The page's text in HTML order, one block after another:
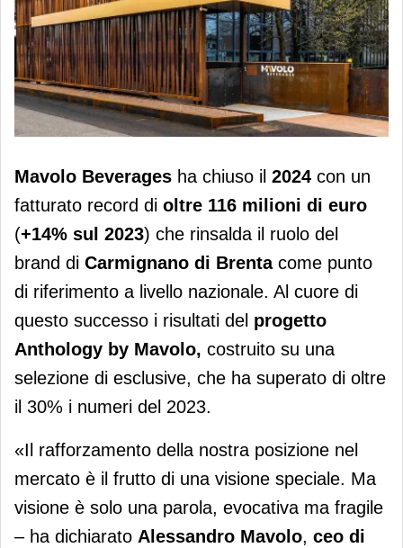
Fatturato record per Mavolo
Beverages nel 2024
Mavolo Beverages ha chiuso il 2024 con un
fatturato record di oltre 116 milioni di euro
(+14% sul 2023) che rinsalda il ruolo del
brand di Carmignano di Brentacome punto
di riferimento a livello nazionale. Al cuore di
questo successo i risultati del progetto
Anthology by Mavolo, costruito su una
selezione di esclusive, che ha superato di oltre
il 30% i numeri del 2023.
«Il rafforzamento della nostra posizione nel
mercato è il frutto di una visione speciale. Ma
visione è solo una parola, evocativa ma fragile
– ha dichiarato Alessandro Mavolo, ceo di